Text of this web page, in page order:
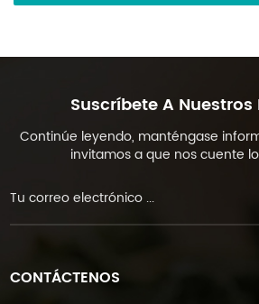
Suscríbete A
Continúe leyendo, manténgase
invitamos a que nos cuente
CONTÁCTENOS